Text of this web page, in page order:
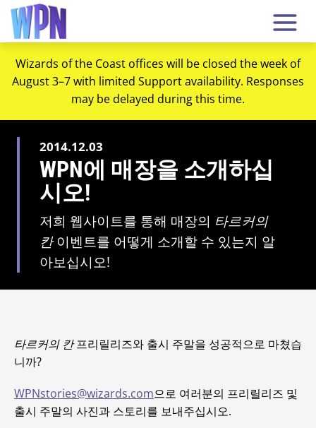
Wizards of the Coast offices will be closed the week of
August 3–7 with limited Support availability. Responses
may be delayed during this time.
2014.12.03
WPN에 매장을 소개하십
시오!
저희 웹사이트를 통해 매장의 타르커의
칸이벤트를 어떻게 소개할 수 있는지 알
아보십시오!
타르커의 칸프리릴리즈와 출시 주말을 성공적으로 마쳤습
니까?
WPNstories@wizards.com으로 여러분의 프리릴리즈 및
출시 주말의 사진과 스토리를 보내주십시오.